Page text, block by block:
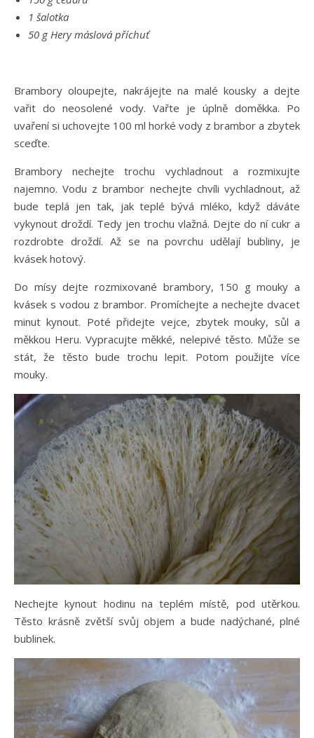
1 šalotka
50 g Hery máslová příchuť
Brambory oloupejte, nakrájejte na malé kousky a dejte
vařit do neosolené vody. Vařte je úplně doměkka. Po
uvaření si uchovejte 100 ml horké vody z brambor a zbytek
sceďte.
Brambory nechejte trochu vychladnout a rozmixujte
najemno. Vodu z brambor nechejte chvíli vychladnout, až
bude teplá jen tak, jak teplé bývá mléko, když dáváte
vykynout droždí. Tedy jen trochu vlažná. Dejte do ní cukr a
rozdrobte droždí. Až se na povrchu udělají bubliny, je
kvásek hotový.
Do mísy dejte rozmixované brambory, 150 g mouky a
kvásek s vodou z brambor. Promíchejte a nechejte dvacet
minut kynout. Poté přidejte vejce, zbytek mouky, sůl a
měkkou Heru. Vypracujte měkké, nelepivé těsto. Může se
stát, že těsto bude trochu lepit. Potom použijte více
mouky.
Nechejte kynout hodinu na teplém místě, pod utěrkou.
Těsto krásně zvětší svůj objem a bude nadýchané, plné
bublinek.